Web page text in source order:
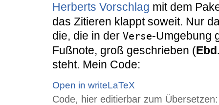
Herberts Vorschlag mit dem
das Zitieren klappt soweit. Nur
die, die in der Verse-Umgebung
Fußnote, groß geschrieben (
steht. Mein Code:
Open in writeLaTeX
Code, hier editierbar zum Übersetzen: